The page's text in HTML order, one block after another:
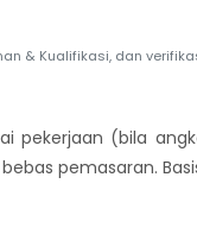
& Kualifikasi, dan
pekerjaan (bila
pemasaran.